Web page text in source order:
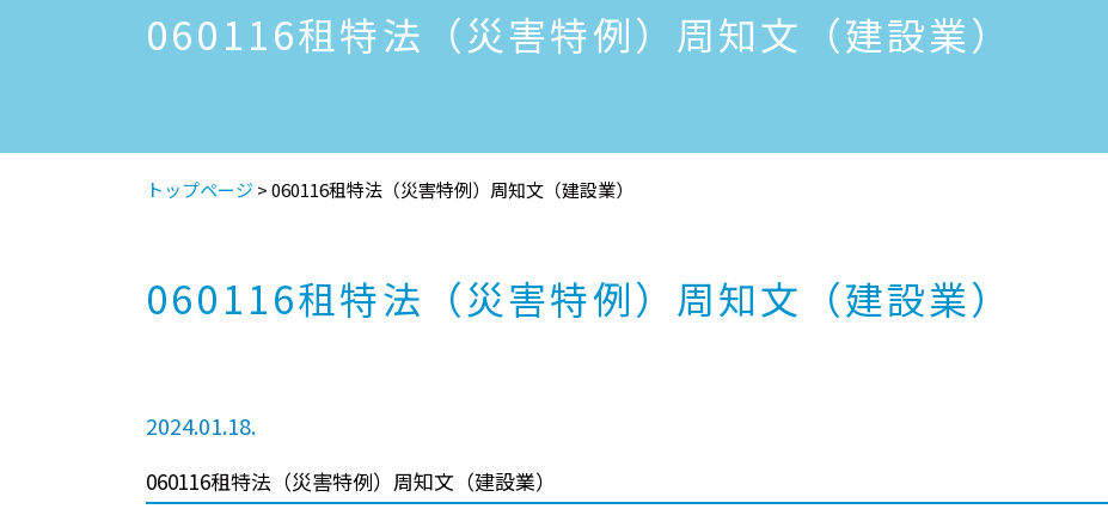
060116租特法（災害特例）周知文（建設業）
トップページ >060116租特法（災害特例）周知文（建設業）
060116租特法（災害特例）周知文（建設業）
2024.01.18.
060116租特法（災害特例）周知文（建設業）